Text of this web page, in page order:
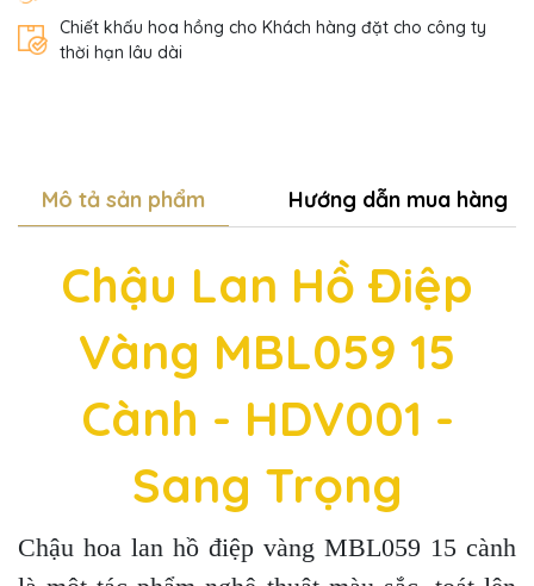
Chiết khấu hoa hồng cho Khách hàng đặt cho công ty
thời hạn lâu dài
Mô tả sản phẩm Hướng dẫn mua hàng
Chậu Lan Hồ Điệp
Vàng MBL059 15
Cành - HDV001 -
Sang Trọng
Chậu hoa lan hồ điệp vàng MBL059 15 cành